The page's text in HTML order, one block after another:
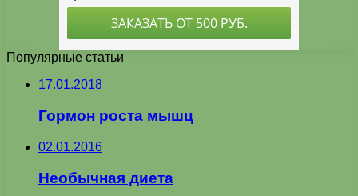
Популярные статьи
17.01.2018
Гормон роста мышц
02.01.2016
Необычная диета